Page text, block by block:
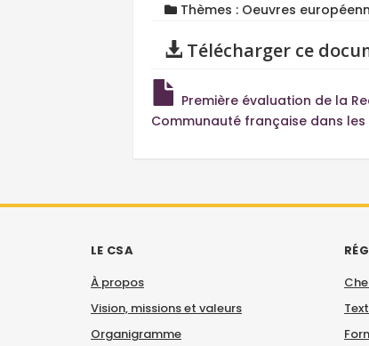
Thèmes : Oeuvres
Télécharger ce
Première évaluation de la
Communauté française dans
LE CSA
À propos
Vision, missions et valeurs
Organigramme